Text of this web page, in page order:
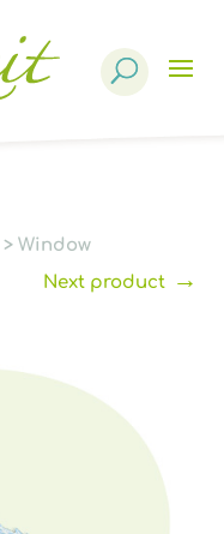
>Window
Next product→